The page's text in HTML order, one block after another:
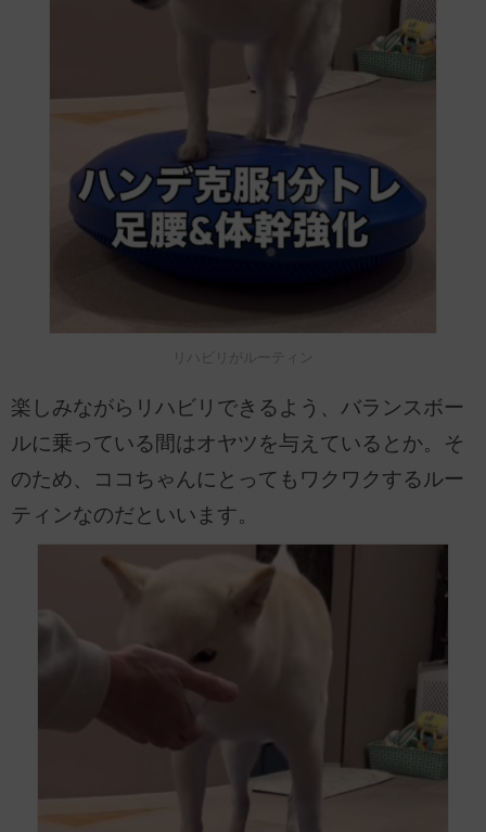
リハビリがルーティン
楽しみながらリハビリできるよう、バランスボー
ルに乗っている間はオヤツを与えているとか。そ
のため、ココちゃんにとってもワクワクするルー
ティンなのだといいます。